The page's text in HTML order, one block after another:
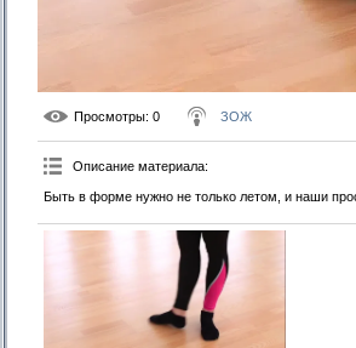
Просмотры: 0 ЗОЖ
Описание материала:
Быть в форме нужно не только летом, и наши